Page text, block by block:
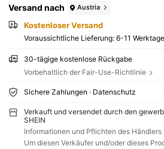
Versand nach Austria
Kostenloser Versand
Voraussichtliche Lieferung: 6-11
30-tägige kostenlose Rückgabe
Vorbehaltlich der Fair-Use-Richtlinie
Sichere Zahlungen · Datenschutz
Verkauft und versendet durch den
SHEIN
Informationen und Pflichten des Händlers
Um diesen Verkäufer und/oder dieses